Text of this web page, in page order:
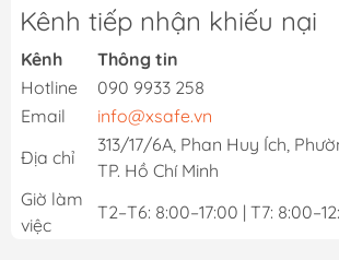
Kênh tiếp nhận khiếu nại
Kênh
Thông tin
Hotline
090 9933 258
Email
info@xsafe.vn
Địa chỉ
313/17/6A, Phan Huy Ích,
TP. Hồ Chí Minh
Giờ làm
việc
T2–T6: 8:00–17:00 | T7: